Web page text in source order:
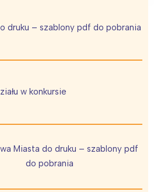
druku – szablony pdf do pobrania
w konkursie
Miasta do druku – szablony pdf
do pobrania